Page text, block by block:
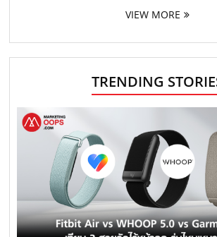
VIEW MORE
TRENDING